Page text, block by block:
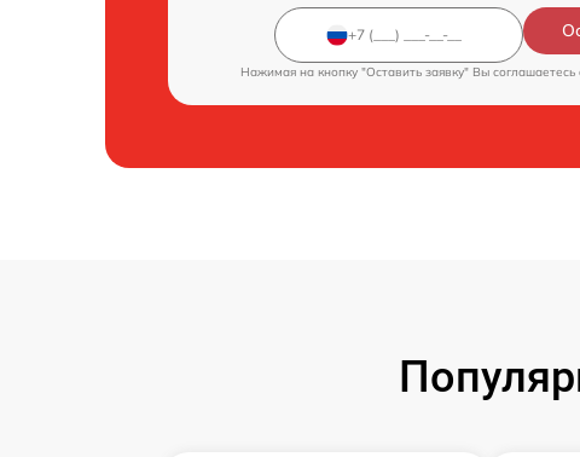
Нажимая на кнопку "Оставить заявку" Вы соглашаетесь